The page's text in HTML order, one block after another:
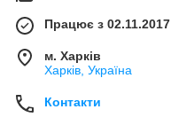
Працює з 02.11.2017
м. Харків
Харків, Україна
Контакти